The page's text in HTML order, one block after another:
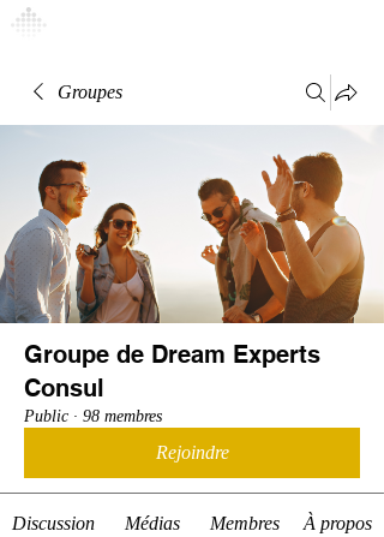
Groupes
Groupe de Dream Experts
Consul
Public · 98 membres
Rejoindre
Discussion Médias Membres À propos